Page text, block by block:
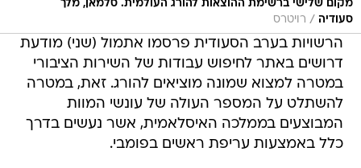
מקום שלישי ברשימת ההוצאות להורג העולמית. סלמאן, מלך
סעודיה / רויטרס
הרשויות בערב הסעודית פרסמו אתמול (שני) מודעת
דרושים באתר לחיפוש עבודות של השירות הציבורי
במטרה למצוא שמונה מוציאים להורג. זאת, במטרה
להשתלט על המספר העולה של עונשי המוות
המבוצעים בממלכה האיסלאמית, אשר נעשים בדרך
כלל באמצעות עריפת ראשים בפומבי.